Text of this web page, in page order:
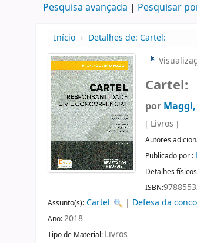
Pesquisa avançada Pesquisar
Início › Detalhes de: Cartel:
Cartel:
por
[ Livros ]
Autores
Publicado por :
Detalhes
ISBN:
Assunto(s): Cartel | Defesa da
Ano:2018
Tipo de Material: Livros